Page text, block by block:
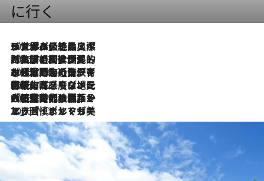
に行く
2026.8.8
リスボンの絶品スイーツ「パステル・デ・ナタ」とは？ポルトガル伝統の奥深い世界へ
2026.7.27
「私の祖国はポルトガル語です」国民的詩人フェルナンド・ペソアと、彼が愛した文学の街を歩く
2026.7.26
ポルトガル近海が育む極上の海の幸。キリリと冷えた白ワインと愉しむ、シーフード専門店の贅沢
2026.7.22
伝統の味をモダンに昇華。高感度な地元客が集う、リスボンの最旬ガストロノミー
2026.7.21
大航海時代の栄華から、震災、独裁、そして革命へ。ポルトガル・首都リスボンの石畳に刻まれた「歴史の光と影」
2026.7.13
エッセイ・ヤマザキマリ「慎ましくも美しき国 ポルトガル」